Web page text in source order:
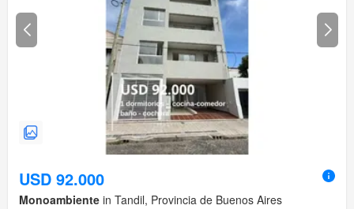
USD 92.000
Monoambiente in Tandil, Provincia de Buenos Aires